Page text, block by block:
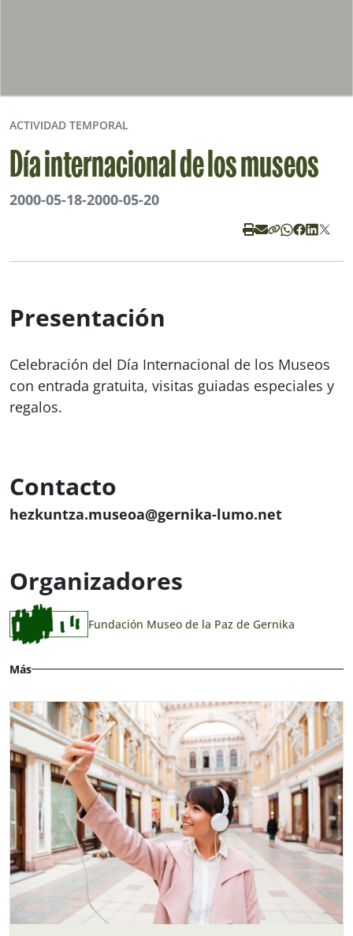
ACTIVIDAD TEMPORAL
Día internacional de los museos
2000-05-18-2000-05-20
Presentación
Celebración del Día Internacional de los Museos
con entrada gratuita, visitas guiadas especiales y
regalos.
Contacto
hezkuntza.museoa@gernika-lumo.net
Organizadores
Fundación Museo de la Paz de Gernika
Más